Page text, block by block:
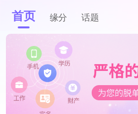
首页 缘分 话题